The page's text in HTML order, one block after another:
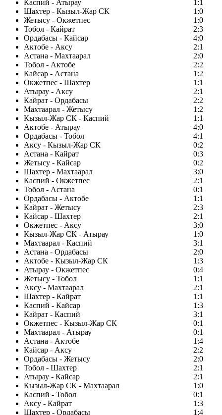
Каспий - Атырау
1:1
Шахтер - Кызыл-Жар СК
1:0
Жетысу - Окжетпес
1:0
Тобол - Кайрат
2:3
Ордабасы - Кайсар
4:0
Актобе - Аксу
2:1
Астана - Махтаарал
2:0
Тобол - Актобе
2:2
Кайсар - Астана
1:2
Окжетпес - Шахтер
1:1
Атырау - Аксу
2:1
Кайрат - Ордабасы
2:2
Махтаарал - Жетысу
1:2
Кызыл-Жар СК - Каспий
1:1
Актобе - Атырау
4:0
Ордабасы - Тобол
4:1
Аксу - Кызыл-Жар СК
0:2
Астана - Кайрат
0:3
Жетысу - Кайсар
0:2
Шахтер - Махтаарал
3:0
Каспий - Окжетпес
2:1
Тобол - Астана
0:1
Ордабасы - Актобе
1:1
Кайрат - Жетысу
2:3
Кайсар - Шахтер
2:1
Окжетпес - Аксу
3:0
Кызыл-Жар СК - Атырау
1:0
Махтаарал - Каспий
3:1
Астана - Ордабасы
2:0
Актобе - Кызыл-Жар СК
1:3
Атырау - Окжетпес
0:4
Жетысу - Тобол
1:1
Аксу - Махтаарал
2:1
Шахтер - Кайрат
1:1
Каспий - Кайсар
1:3
Кайрат - Каспий
3:1
Окжетпес - Кызыл-Жар СК
0:1
Махтаарал - Атырау
0:1
Астана - Актобе
1:4
Кайсар - Аксу
2:2
Ордабасы - Жетысу
2:0
Тобол - Шахтер
2:1
Атырау - Кайсар
2:1
Кызыл-Жар СК - Махтаарал
1:0
Каспий - Тобол
0:1
Аксу - Кайрат
1:3
Шахтер - Ордабасы
1:4